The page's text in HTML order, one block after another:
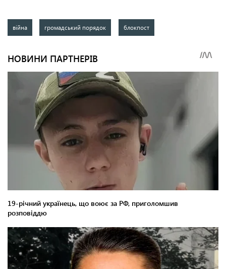
війна громадський порядок блокпост